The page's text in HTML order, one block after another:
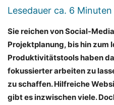
Lesedauer ca. 6 Minuten
Sie reichen von Social-
Projektplanung, bis hin zum
Produktivitätstools haben
fokussierter arbeiten zu
zu schaffen. Hilfreiche
gibt es inzwischen viele.